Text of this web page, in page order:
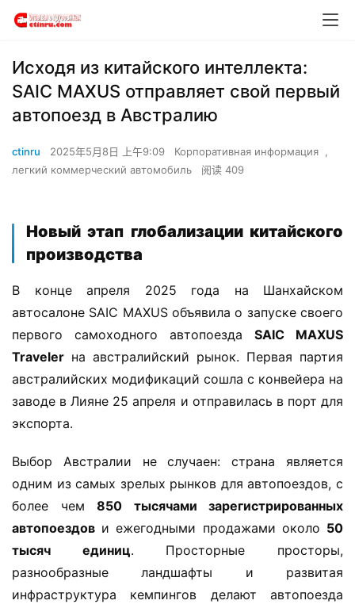
​​Исходя из китайского интеллекта:
SAIC MAXUS отправляет свой первый
автопоезд в Австралию​​
ctinru 2025年5月8日 上午9:09 Корпоративная информация
,
легкий коммерческий автомобиль
阅读 409
Новый этап глобализации китайского
производства​
В конце апреля 2025 года на Шанхайском
автосалоне SAIC MAXUS объявила о запуске своего
первого самоходного автопоезда ​ ​SAIC MAXUS
Traveler​ ​ на австралийский рынок. Первая партия
австралийских модификаций сошла с конвейера на
заводе в Лияне 25 апреля и отправилась в порт для
экспорта.
Выбор Австралии не случаен: страна является
одним из самых зрелых рынков для автопоездов, с
более чем ​ ​850 тысячами зарегистрированных
автопоездов​ ​ и ежегодными продажами около ​ ​50
тысяч единиц​​. Просторные просторы,
разнообразные ландшафты и развитая
инфраструктура кемпингов делают автопоезда